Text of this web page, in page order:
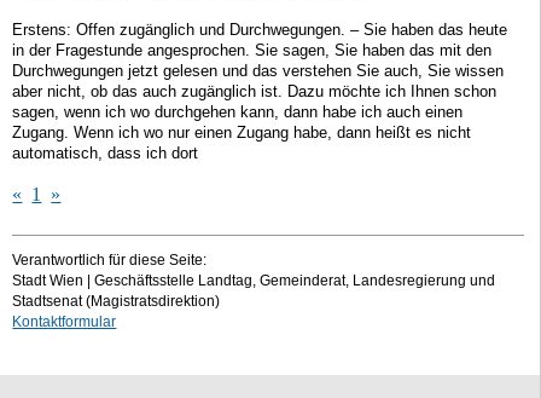
Erstens: Offen zugänglich und Durchwegungen. – Sie haben das heute
in der Fragestunde angesprochen. Sie sagen, Sie haben das mit den
Durchwegungen jetzt gelesen und das verstehen Sie auch, Sie wissen
aber nicht, ob das auch zugänglich ist. Dazu möchte ich Ihnen schon
sagen, wenn ich wo durchgehen kann, dann habe ich auch einen
Zugang. Wenn ich wo nur einen Zugang habe, dann heißt es nicht
automatisch, dass ich dort
« 1 »
Verantwortlich für diese Seite:
Stadt Wien | Geschäftsstelle Landtag, Gemeinderat, Landesregierung und
Stadtsenat (Magistratsdirektion)
Kontaktformular